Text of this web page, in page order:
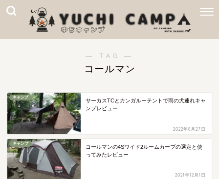
― TAG ―
コールマン
キャンプ
サーカスTCとカンガルーテントで雨の犬連れキャ
ンプレビュー
2022年8月27日
キャンプ
コールマンの4Sワイド2ルームカーブの選定と使
ってみたレビュー
2021年12月1日